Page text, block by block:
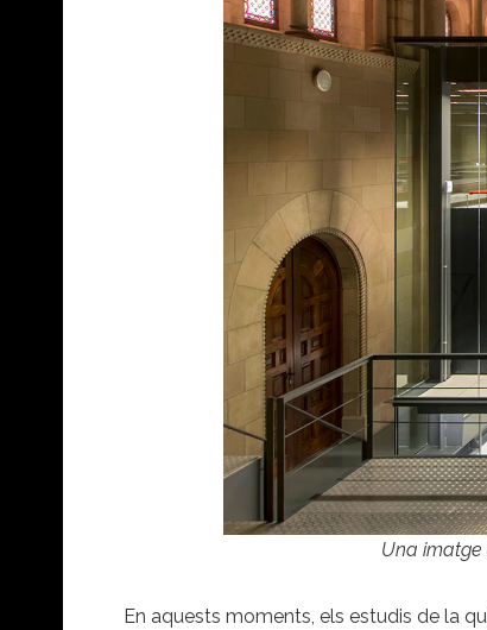
Una imatge
En aquests moments, els estudis de la